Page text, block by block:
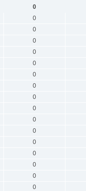
0
0
0
0
0
0
0
0
0
0
0
0
0
0
0
0
0